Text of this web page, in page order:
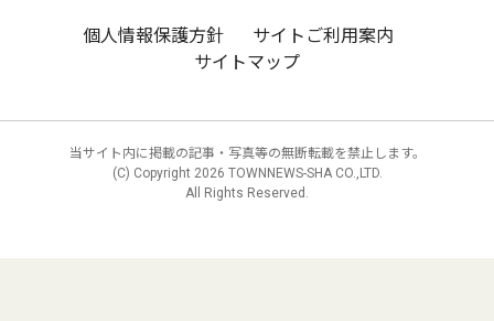
個人情報保護方針
サイトご利用案内
サイトマップ
当サイト内に掲載の記事・写真等の無断転載を禁止します。
(C) Copyright 2026 TOWNNEWS-SHA CO.,LTD.
All Rights Reserved.